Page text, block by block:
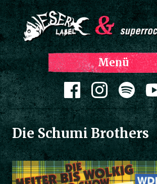
Menü
Zum Inhalt
Die Schumi Brothers